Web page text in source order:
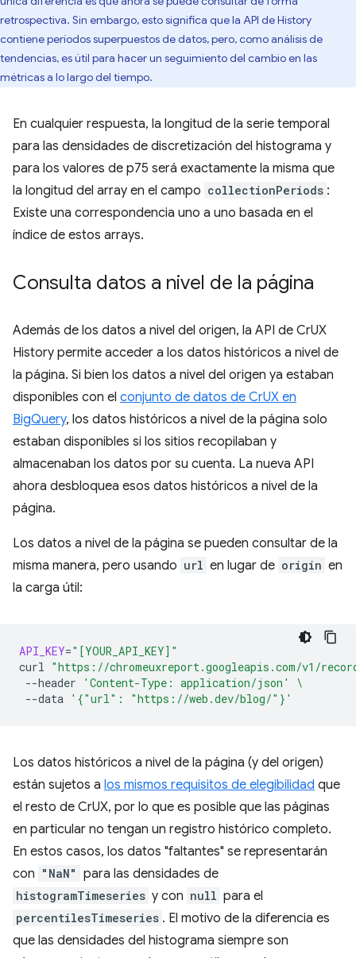
retrospectiva. Sin embargo, esto significa que la API de History
contiene períodos superpuestos de datos, pero, como análisis de
tendencias, es útil para hacer un seguimiento del cambio en las
métricas a lo largo del tiempo.
En cualquier respuesta, la longitud de la serie temporal
para las densidades de discretización del histograma y
para los valores de p75 será exactamente la misma que
la longitud del array en el campo collectionPeriods :
Existe una correspondencia uno a uno basada en el
índice de estos arrays.
Consulta datos a nivel de la página
Además de los datos a nivel del origen, la API de CrUX
History permite acceder a los datos históricos a nivel de
la página. Si bien los datos a nivel del origen ya estaban
disponibles con el conjunto de datos de CrUX en
BigQuery, los datos históricos a nivel de la página solo
estaban disponibles si los sitios recopilaban y
almacenaban los datos por su cuenta. La nueva API
ahora desbloquea esos datos históricos a nivel de la
página.
Los datos a nivel de la página se pueden consultar de la
misma manera, pero usando url en lugar de origin en
la carga útil:
API_KEY="[YOUR_API_KEY]"
curl "https://chromeuxreport.googleapis.com/v1/
--header
'Content-Type: application/json'
\
--data '{"url": "https://web.dev/blog/"}'
Los datos históricos a nivel de la página (y del origen)
están sujetos a los mismos requisitos de elegibilidad que
el resto de CrUX, por lo que es posible que las páginas
en particular no tengan un registro histórico completo.
En estos casos, los datos "faltantes" se representarán
con "NaN" para las densidades de
histogramTimeseries y con null para el
percentilesTimeseries . El motivo de la diferencia es
que las densidades del histograma siempre son